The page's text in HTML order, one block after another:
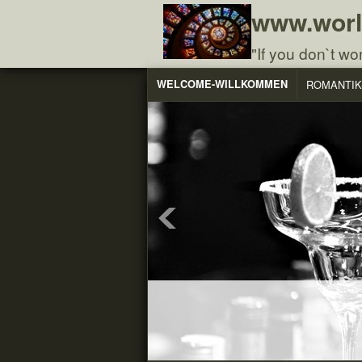
"If you don`t
WELCOME-WILLKOMMEN
ÖKUMENE
IN THE MATTER SCHUMMELVEREIN
BESCHLUSS OURS DAILY BREAD
The
Tischlein deck
Das